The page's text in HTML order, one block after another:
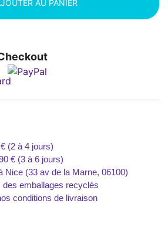
AU PANIER
(2 à 4 jours)
€ (3 à 6 jours)
Nice (33 av de la Marne, 06100)
emballages recyclés
conditions de livraison